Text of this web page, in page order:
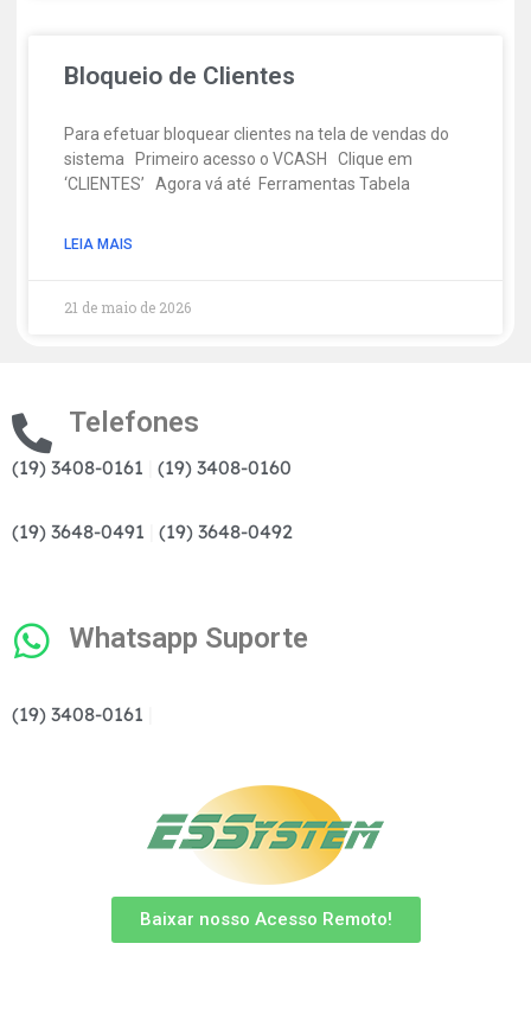
Bloqueio de Clientes
Para efetuar bloquear clientes na tela de vendas do
sistema Primeiro acesso o VCASH Clique em
‘CLIENTES’ Agora vá até Ferramentas Tabela
LEIA MAIS
21 de maio de 2026
Telefones
(19) 3408-0161 (19) 3408-0160
(19) 3648-0491 (19) 3648-0492
Whatsapp Suporte
(19) 3408-0161
Baixar nosso Acesso Remoto!